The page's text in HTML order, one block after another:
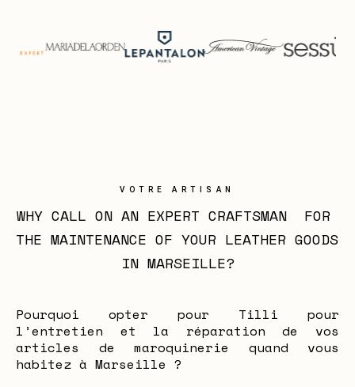
VOTRE ARTISAN
WHY CALL ON AN EXPERT CRAFTSMAN  FOR
THE MAINTENANCE OF YOUR LEATHER GOODS
IN MARSEILLE?
Pourquoi opter pour Tilli pour
l’entretien et la réparation de vos
articles de maroquinerie quand vous
habitez à Marseille ?